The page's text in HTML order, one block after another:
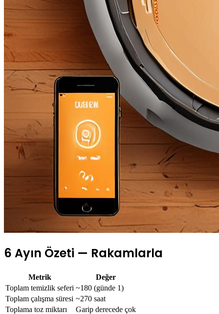
6 Ayın Özeti — Rakamlarla
Metrik
Değer
Toplam temizlik seferi ~180 (günde 1)
Toplam çalışma süresi ~270 saat
Toplama toz miktarı
Garip derecede çok